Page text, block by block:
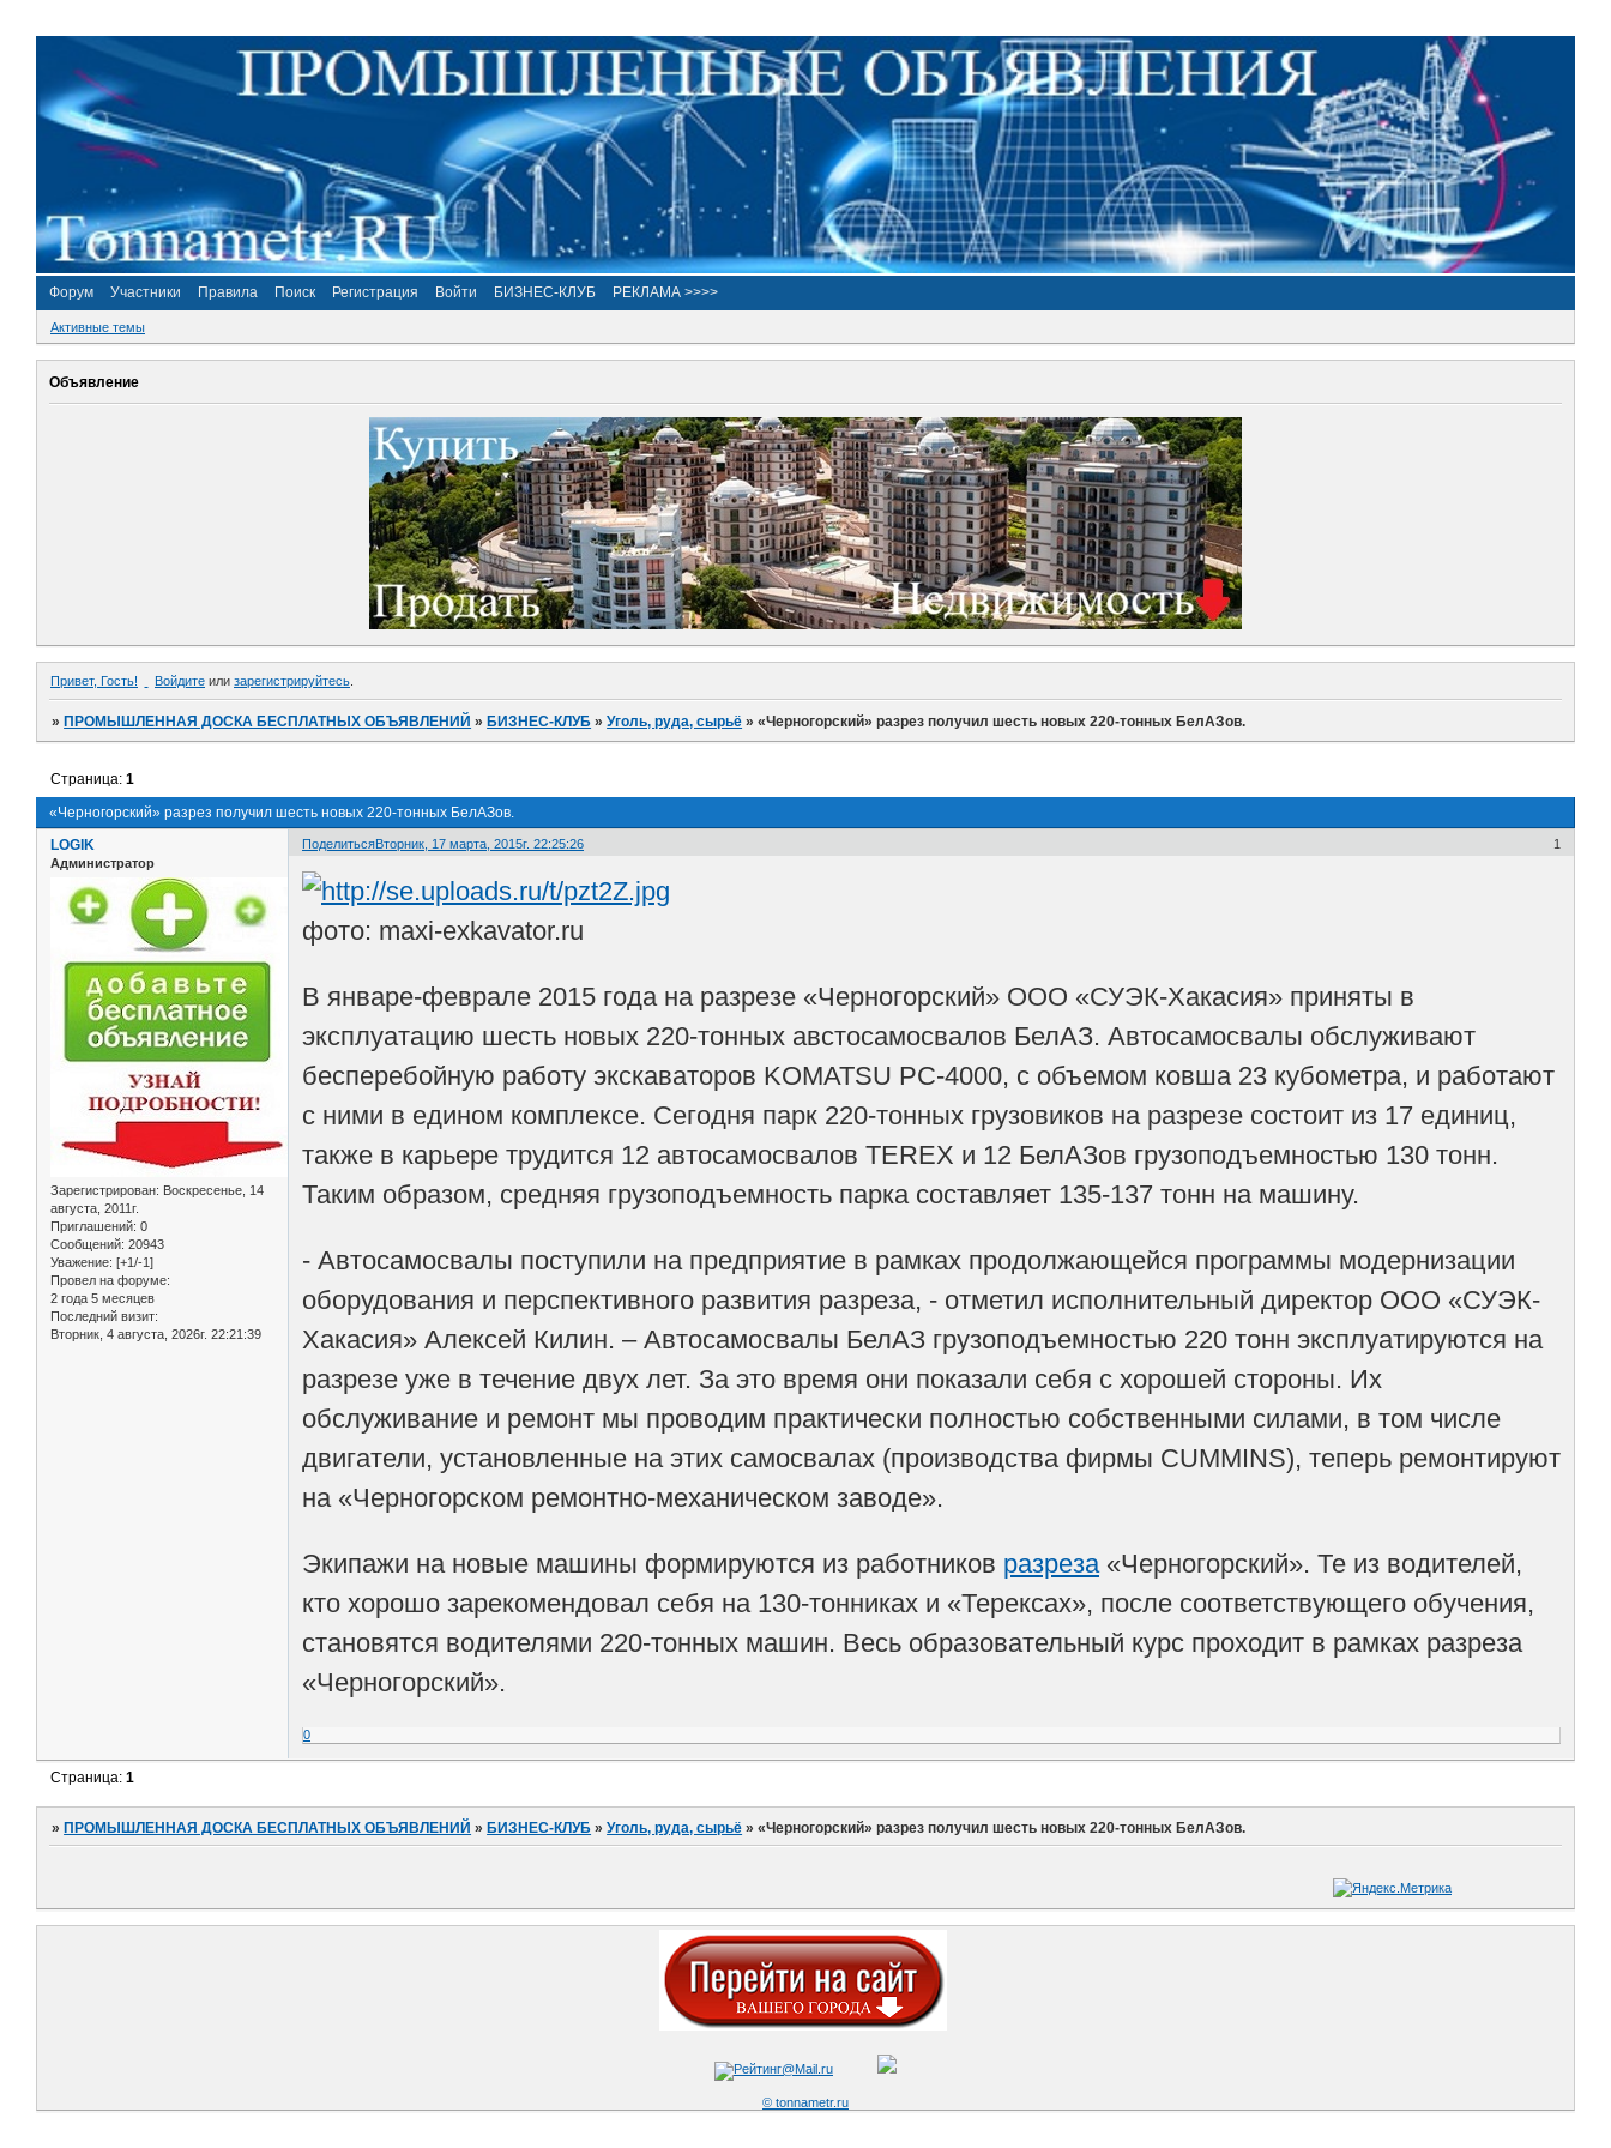
Форум Участники Правила Поиск Регистрация Войти БИЗНЕС-КЛУБ РЕКЛАМА >>>>
Активные темы
Объявление
Привет, Гость! Войдите или зарегистрируйтесь
»ПРОМЫШЛЕННАЯ ДОСКА БЕСПЛАТНЫХ ОБЪЯВЛЕНИЙ »БИЗНЕС-КЛУБ »Уголь, руда, сырьё »«Черногорский» разрез получил шесть новых 220-тонных БелАЗов.
«Черногорский» разрез получил шесть новых 220-тонных БелАЗов.
Страница:1
Поделиться 1
Вторник, 17 марта, 2015г. 22:25:26
LOGIK
Администратор
Зарегистрирован: Воскресенье, 14
августа, 2011г.
Приглашений: 0
Сообщений: 20943
Уважение: [+1/-1]
Провел на форуме:
2 года 5 месяцев
Последний визит:
Вторник, 4 августа, 2026г. 22:21:39
фото: maxi-exkavator.ru
В январе-феврале 2015 года на разрезе «Черногорский» ООО «СУЭК-Хакасия» приняты в
эксплуатацию шесть новых 220-тонных австосамосвалов БелАЗ. Автосамосвалы обслуживают
бесперебойную работу экскаваторов KOMATSU РС-4000, с объемом ковша 23 кубометра, и работают
с ними в едином комплексе. Сегодня парк 220-тонных грузовиков на разрезе состоит из 17 единиц,
также в карьере трудится 12 автосамосвалов TEREX и 12 БелАЗов грузоподъемностью 130 тонн.
Таким образом, средняя грузоподъемность парка составляет 135-137 тонн на машину.
- Автосамосвалы поступили на предприятие в рамках продолжающейся программы модернизации
оборудования и перспективного развития разреза, - отметил исполнительный директор ООО «СУЭК-
Хакасия» Алексей Килин. – Автосамосвалы БелАЗ грузоподъемностью 220 тонн эксплуатируются на
разрезе уже в течение двух лет. За это время они показали себя с хорошей стороны. Их
обслуживание и ремонт мы проводим практически полностью собственными силами, в том числе
двигатели, установленные на этих самосвалах (производства фирмы CUMMINS), теперь ремонтируют
на «Черногорском ремонтно-механическом заводе».
Экипажи на новые машины формируются из работников разреза«Черногорский». Те из водителей,
кто хорошо зарекомендовал себя на 130-тонниках и «Терексах», после соответствующего обучения,
становятся водителями 220-тонных машин. Весь образовательный курс проходит в рамках разреза
«Черногорский».
0
Страница:1
»ПРОМЫШЛЕННАЯ ДОСКА БЕСПЛАТНЫХ ОБЪЯВЛЕНИЙ »БИЗНЕС-КЛУБ »Уголь, руда, сырьё »«Черногорский» разрез получил шесть новых 220-тонных БелАЗов.
© tonnametr.ru